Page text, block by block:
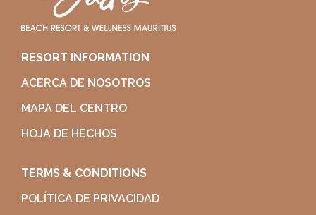
RESORT INFORMATION
ACERCA DE NOSOTROS
MAPA DEL CENTRO
HOJA DE HECHOS
TERMS & CONDITIONS
POLÍTICA DE PRIVACIDAD